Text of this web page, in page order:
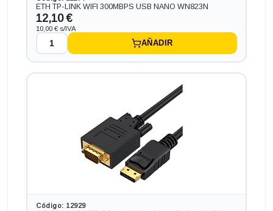
Ordenador HP 400 G2 en formato MINI, procesador INTEL
CORE I5 - 6400T 2.2 GHZ ( 2.8 TURBO (6ª Generación),
memoria DDR4, Salidas gráficas: VGA+HDMI+DP
+31,46€ más caro
ETH TP-LINK WIFI 300MBPS USB NANO WN823N
12,10 €
10,00 € s/IVA
AÑADIR
Código: 12929